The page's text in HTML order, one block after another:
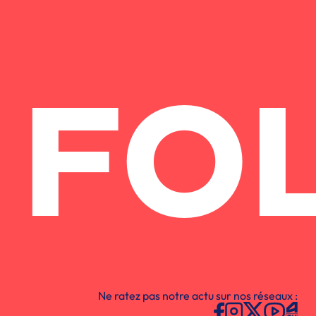
Ne ratez pas notre actu sur nos réseaux :